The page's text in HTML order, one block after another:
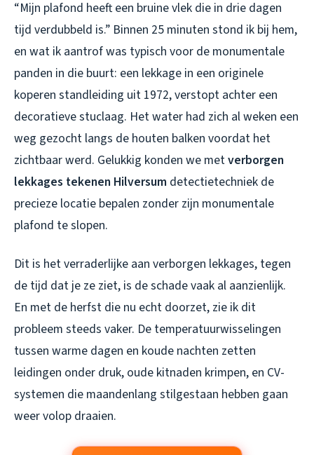
“Mijn plafond heeft een bruine vlek die in drie dagen
tijd verdubbeld is.” Binnen 25 minuten stond ik bij hem,
en wat ik aantrof was typisch voor de monumentale
panden in die buurt: een lekkage in een originele
koperen standleiding uit 1972, verstopt achter een
decoratieve stuclaag. Het water had zich al weken een
weg gezocht langs de houten balken voordat het
zichtbaar werd. Gelukkig konden we metverborgen
lekkages tekenen Hilversum detectietechniek de
precieze locatie bepalen zonder zijn monumentale
plafond te slopen.
Dit is het verraderlijke aan verborgen lekkages, tegen
de tijd dat je ze ziet, is de schade vaak al aanzienlijk.
En met de herfst die nu echt doorzet, zie ik dit
probleem steeds vaker. De temperatuurwisselingen
tussen warme dagen en koude nachten zetten
leidingen onder druk, oude kitnaden krimpen, en CV-
systemen die maandenlang stilgestaan hebben gaan
weer volop draaien.